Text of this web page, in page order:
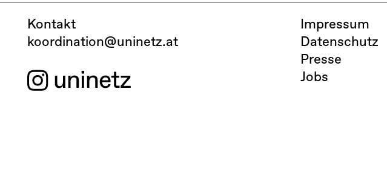
Kontakt
koordination@uninetz.at
Impressum
Datenschutz
Presse
Jobs